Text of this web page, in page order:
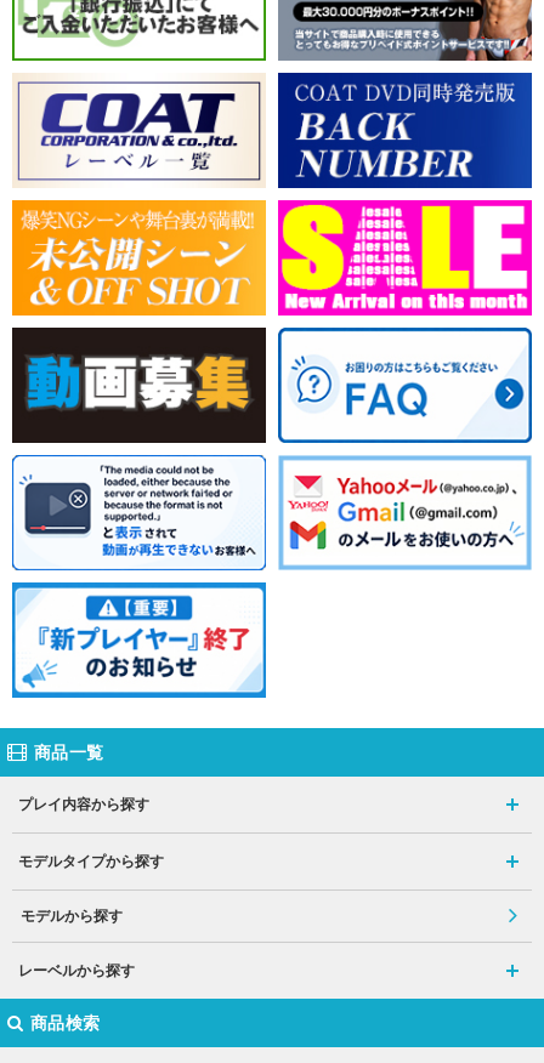
商品一覧
プレイ内容から探す
モデルタイプから探す
モデルから探す
レーベルから探す
商品検索